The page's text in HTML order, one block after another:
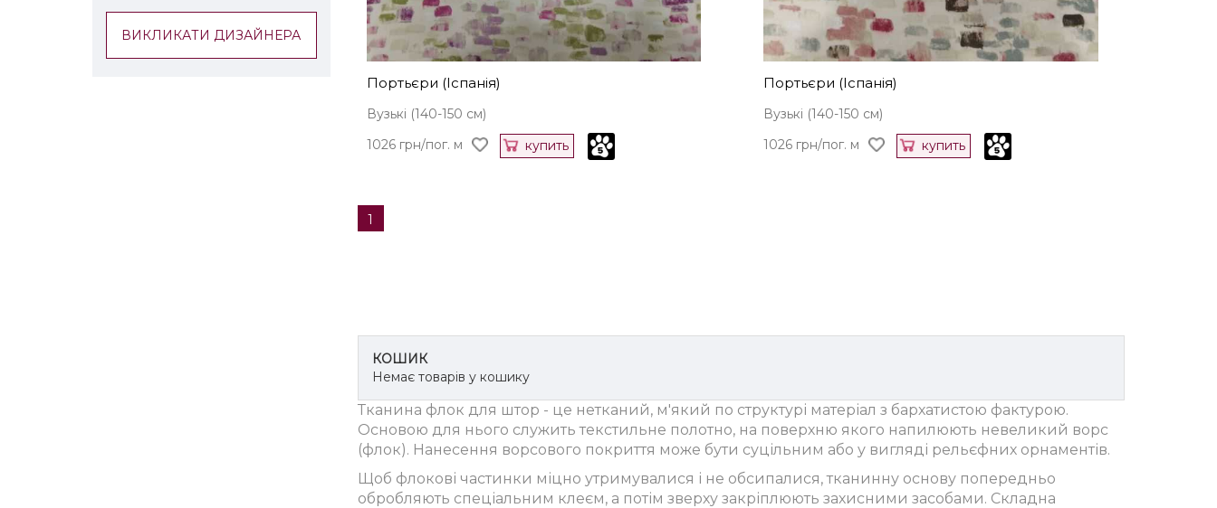
Портьєри (Іспанія)
Вузькі (140-150 см)
1026 грн/пог. м
купить
Портьєри (Іспанія)
Вузькі (140-150 см)
1026 грн/пог. м
купить
1
КОШИК
Немає товарів у кошику
Тканина флок для штор - це нетканий, м'який по структурі матеріал з бархатистою фактурою.
Основою для нього служить текстильне полотно, на поверхню якого напилюють невеликий ворс
(флок). Нанесення ворсового покриття може бути суцільним або у вигляді рельєфних орнаментів.
Щоб флокові частинки міцно утримувалися і не обсипалися, тканинну основу попередньо
обробляють спеціальним клеєм, а потім зверху закріплюють захисними засобами. Складна